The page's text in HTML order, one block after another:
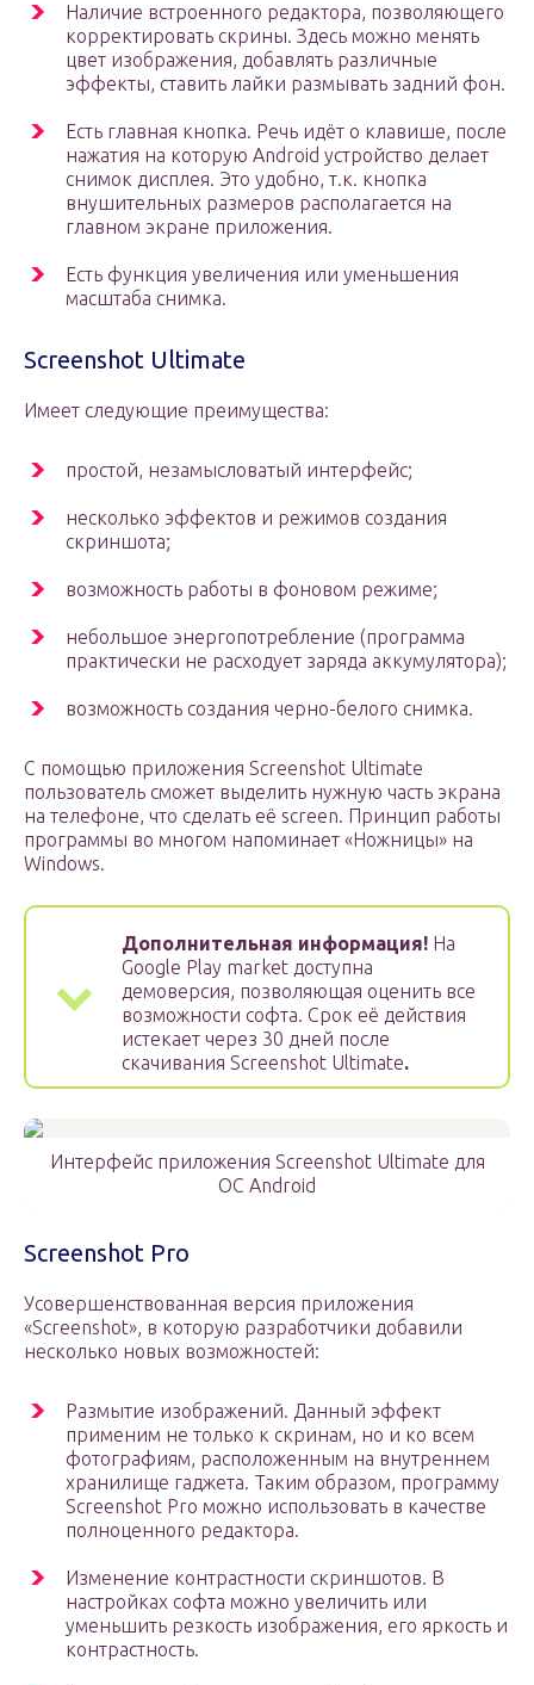
Наличие встроенного редактора, позволяющего
корректировать скрины. Здесь можно менять
цвет изображения, добавлять различные
эффекты, ставить лайки размывать задний фон.
Есть главная кнопка. Речь идёт о клавише, после
нажатия на которую Android устройство делает
снимок дисплея. Это удобно, т.к. кнопка
внушительных размеров располагается на
главном экране приложения.
Есть функция увеличения или уменьшения
масштаба снимка.
Screenshot Ultimate
Имеет следующие преимущества:
простой, незамысловатый интерфейс;
несколько эффектов и режимов создания
скриншота;
возможность работы в фоновом режиме;
небольшое энергопотребление (программа
практически не расходует заряда аккумулятора);
возможность создания черно-белого снимка.
С помощью приложения Screenshot Ultimate
пользователь сможет выделить нужную часть экрана
на телефоне, что сделать её screen. Принцип работы
программы во многом напоминает «Ножницы» на
Windows.
Дополнительная информация! На
Google Play market доступна
демоверсия, позволяющая оценить все
возможности софта. Срок её действия
истекает через 30 дней после
скачивания Screenshot Ultimate.
Интерфейс приложения Screenshot Ultimate для
OC Android
Screenshot Pro
Усовершенствованная версия приложения
«Screenshot», в которую разработчики добавили
несколько новых возможностей:
Размытие изображений. Данный эффект
применим не только к скринам, но и ко всем
фотографиям, расположенным на внутреннем
хранилище гаджета. Таким образом, программу
Screenshot Pro можно использовать в качестве
полноценного редактора.
Изменение контрастности скриншотов. В
настройках софта можно увеличить или
уменьшить резкость изображения, его яркость и
контрастность.